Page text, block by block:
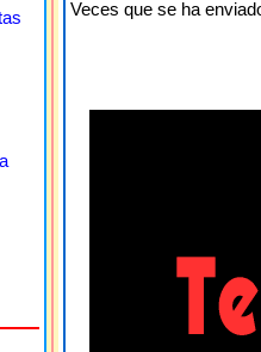
Veces que se ha